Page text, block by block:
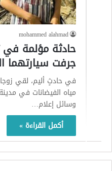
mohammed alahmad
حادثة مؤلمة
جرفت سيارتهما
في حادثٍ أليم، لقي
مياه الفيضانات في
وسائل إعلام…
أكمل القراءة »